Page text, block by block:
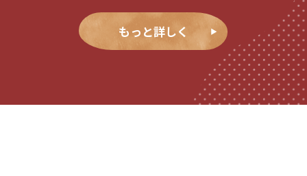
もっと詳しく ▶